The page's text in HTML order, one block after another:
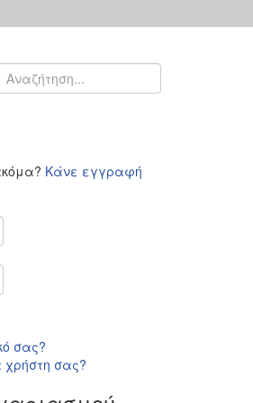
Κάνε εγγραφή
σας?
σας?